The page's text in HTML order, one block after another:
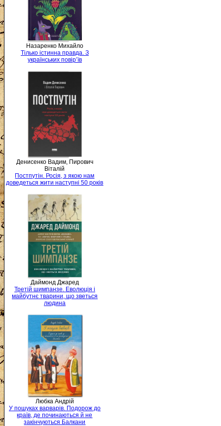
Назаренко Михайло
Тілько істинна правда. З
українських повір’їв
Денисенко Вадим, Пирович
Віталій
Постпутін. Росія, з якою нам
доведеться жити наступні 50 років
Даймонд Джаред
Третій шимпанзе. Еволюція і
майбутнє тварини, що зветься
людина
Любка Андрій
У пошуках варварів. Подорож до
країв, де починаються й не
закінчуються Балкани